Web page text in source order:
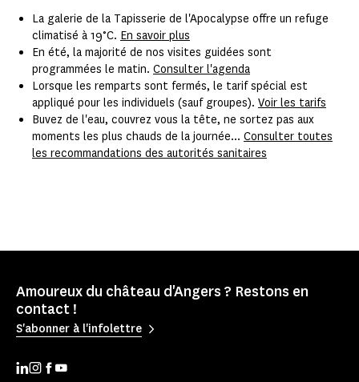
La galerie de la Tapisserie de l'Apocalypse offre un refuge
climatisé à 19°C. En savoir plus
En été, la majorité de nos visites guidées sont
programmées le matin. Consulter l'agenda
Lorsque les remparts sont fermés, le tarif spécial est
appliqué pour les individuels (sauf groupes). Voir les tarifs
Buvez de l'eau, couvrez vous la tête, ne sortez pas aux
moments les plus chauds de la journée... Consulter toutes
les recommandations des autorités sanitaires
Amoureux du château d'Angers ? Restons en
contact !
S'abonner à l'infolettre